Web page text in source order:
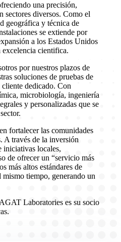
una precisión,
sectores diversos. Como el
geográfica y técnica de
se extiende por
a los Estados Unidos
excelencia cientifica.
por nuestros plazos de
soluciones de pruebas de
dedicado. Con
microbiología, ingeniería
y personalizadas que se
fortalecer las comunidades
A través de la inversión
iniciativas locales,
de ofrecer un “servicio más
más altos estándares de
tiempo, generando un
Laboratories es su socio